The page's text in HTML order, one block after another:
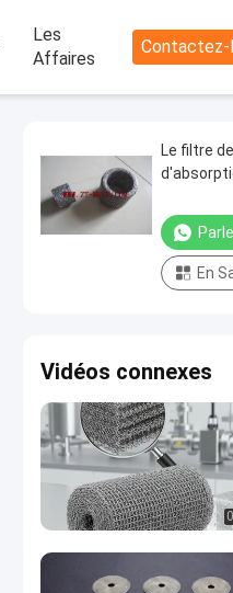
Les
Affaires
Contactez-
Le filtre
En
Vidéos connexes